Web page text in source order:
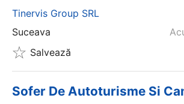
Tinervis Group SRL
Suceava
Salvează
Sofer De Autoturisme Si